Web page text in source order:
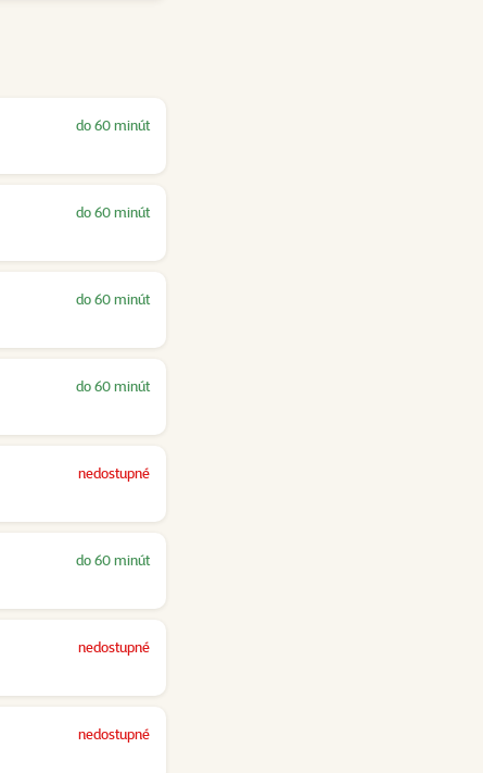
do 60 minút
do 60 minút
do 60 minút
do 60 minút
nedostupné
do 60 minút
nedostupné
nedostupné